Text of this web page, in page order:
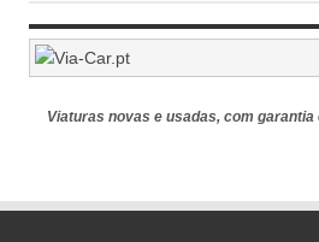
Viaturas novas e usadas, com